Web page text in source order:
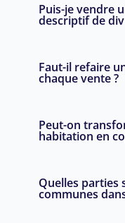
Puis-je vendre
descriptif de
Faut-il refaire
chaque vente ?
Peut-on
habitation en
Quelles parties
communes